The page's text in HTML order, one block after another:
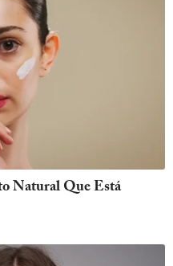
Natural Que Está